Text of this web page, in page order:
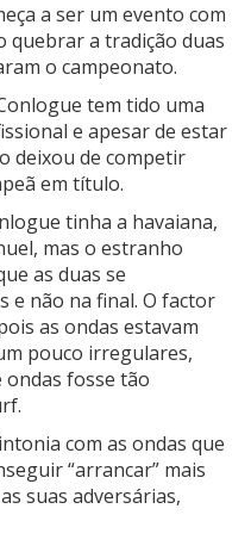
a ser um evento com
quebrar a tradição duas
o campeonato.
tem tido uma
e apesar de estar
deixou de competir
em título.
tinha a havaiana,
mas o estranho
as duas se
e não na final. O factor
as ondas estavam
pouco irregulares,
ondas fosse tão
com as ondas que
“arrancar” mais
suas adversárias,